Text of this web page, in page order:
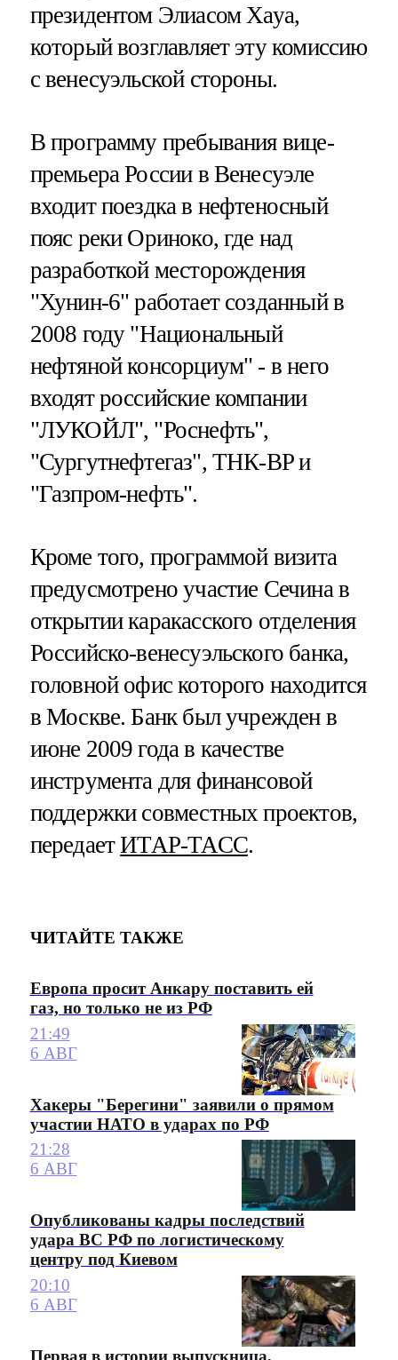
президентом Элиасом Хауа,
который возглавляет эту комиссию
с венесуэльской стороны.
В программу пребывания вице-
премьера России в Венесуэле
входит поездка в нефтеносный
пояс реки Ориноко, где над
разработкой месторождения
"Хунин-6" работает созданный в
2008 году "Национальный
нефтяной консорциум" - в него
входят российские компании
"ЛУКОЙЛ", "Роснефть",
"Сургутнефтегаз", ТНК-BP и
"Газпром-нефть".
Кроме того, программой визита
предусмотрено участие Сечина в
открытии каракасского отделения
Российско-венесуэльского банка,
головной офис которого находится
в Москве. Банк был учрежден в
июне 2009 года в качестве
инструмента для финансовой
поддержки совместных проектов,
передаетИТАР-ТАСС.
ЧИТАЙТЕ ТАКЖЕ
Европа просит Анкару поставить ей
газ, но только не из РФ
21:49
6 АВГ
Хакеры "Берегини" заявили о прямом
участии НАТО в ударах по РФ
21:28
6 АВГ
Опубликованы кадры последствий
удара ВС РФ по логистическому
центру под Киевом
20:10
6 АВГ
Первая в истории выпускница,